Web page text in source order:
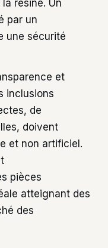
résine. Un
par un
une sécurité
et
inclusions
de
doivent
et non artificiel.
pièces
atteignant des
des